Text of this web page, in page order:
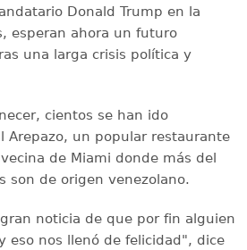
Donald Trump en la
esperan ahora un futuro
una larga crisis política y
cientos se han ido
Arepazo, un popular restaurante
de Miami donde más del
son de origen venezolano.
noticia de que por fin alguien
eso nos llenó de felicidad", dice